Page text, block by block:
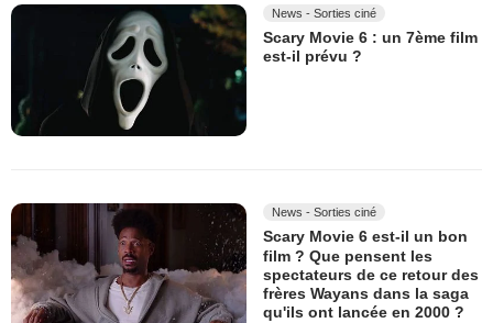
News - Sorties ciné
Scary Movie 6 : un 7ème film
est-il prévu ?
News - Sorties ciné
Scary Movie 6 est-il un bon
film ? Que pensent les
spectateurs de ce retour des
frères Wayans dans la saga
qu'ils ont lancée en 2000 ?